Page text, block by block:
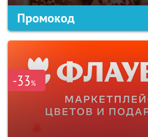
Промокод
-33%